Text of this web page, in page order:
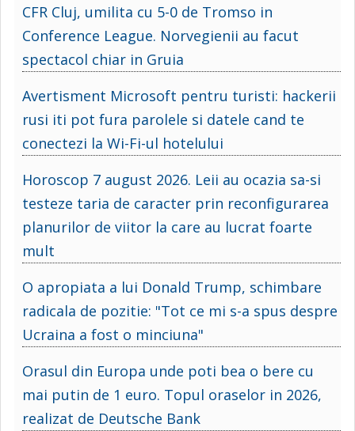
CFR Cluj, umilita cu 5-0 de Tromso in
Conference League. Norvegienii au facut
spectacol chiar in Gruia
Avertisment Microsoft pentru turisti: hackerii
rusi iti pot fura parolele si datele cand te
conectezi la Wi-Fi-ul hotelului
Horoscop 7 august 2026. Leii au ocazia sa-si
testeze taria de caracter prin reconfigurarea
planurilor de viitor la care au lucrat foarte
mult
O apropiata a lui Donald Trump, schimbare
radicala de pozitie: "Tot ce mi s-a spus despre
Ucraina a fost o minciuna"
Orasul din Europa unde poti bea o bere cu
mai putin de 1 euro. Topul oraselor in 2026,
realizat de Deutsche Bank